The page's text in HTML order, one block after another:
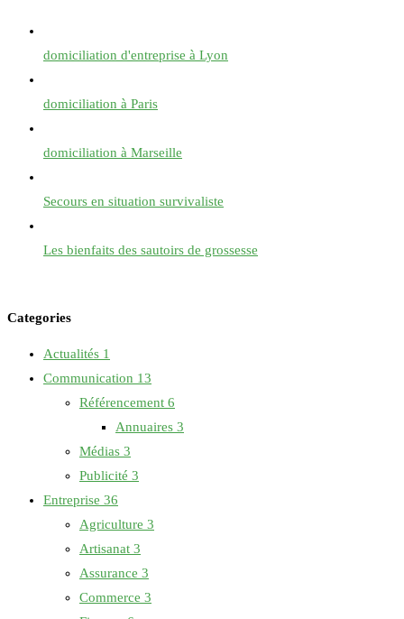
domiciliation d'entreprise à Lyon
domiciliation à Paris
domiciliation à Marseille
Secours en situation survivaliste
Les bienfaits des sautoirs de grossesse
Categories
Actualités 1
Communication 13
Référencement 6
Annuaires 3
Médias 3
Publicité 3
Entreprise 36
Agriculture 3
Artisanat 3
Assurance 3
Commerce 3